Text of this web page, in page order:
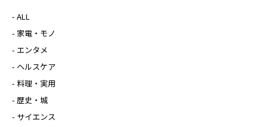
- ALL
- 家電・モノ
- エンタメ
- ヘルスケア
- 料理・実用
- 歴史・城
- サイエンス